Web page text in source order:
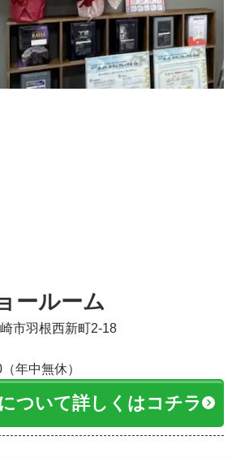
ールーム
市羽根西新町2-18
年中無休）
ついて詳しくはコチラ